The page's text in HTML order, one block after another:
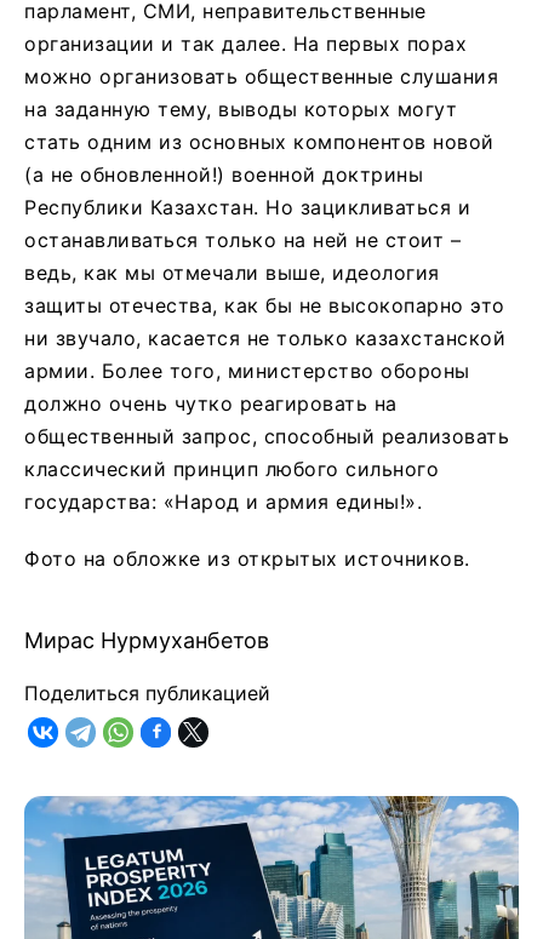
парламент, СМИ, неправительственные
организации и так далее. На первых порах
можно организовать общественные слушания
на заданную тему, выводы которых могут
стать одним из основных компонентов новой
(а не обновленной!) военной доктрины
Республики Казахстан. Но зацикливаться и
останавливаться только на ней не стоит –
ведь, как мы отмечали выше, идеология
защиты отечества, как бы не высокопарно это
ни звучало, касается не только казахстанской
армии. Более того, министерство обороны
должно очень чутко реагировать на
общественный запрос, способный реализовать
классический принцип любого сильного
государства: «Народ и армия едины!».
Фото на обложке из открытых источников.
Мирас Нурмуханбетов
Поделиться публикацией